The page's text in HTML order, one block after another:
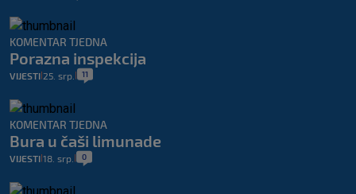
KOMENTAR TJEDNA
Porazna inspekcija
VIJESTI 25. srp. 11
KOMENTAR TJEDNA
Bura u čaši limunade
VIJESTI 18. srp. 0